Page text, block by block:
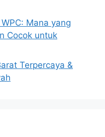
Mana yang
Cocok untuk
Terpercaya &